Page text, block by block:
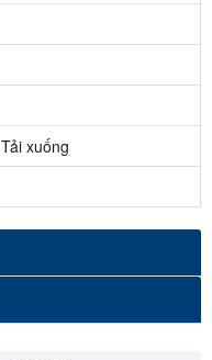
Tải xuống